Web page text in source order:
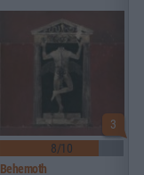
3
8/10
Behemoth